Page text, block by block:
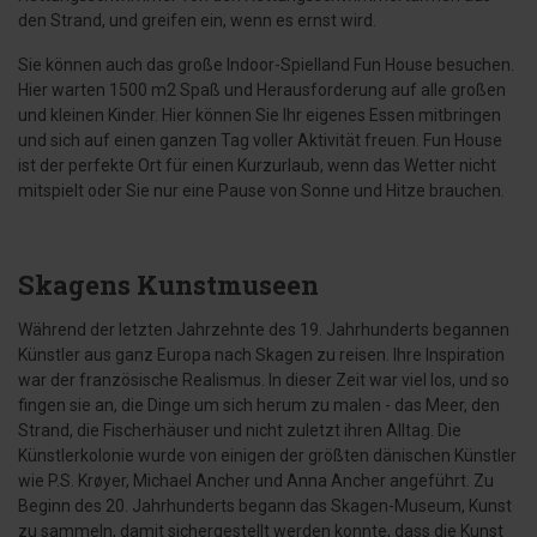
den Strand, und greifen ein, wenn es ernst wird.
Sie können auch das große Indoor-Spielland Fun House besuchen.
Hier warten 1500 m2 Spaß und Herausforderung auf alle großen
und kleinen Kinder. Hier können Sie Ihr eigenes Essen mitbringen
und sich auf einen ganzen Tag voller Aktivität freuen. Fun House
ist der perfekte Ort für einen Kurzurlaub, wenn das Wetter nicht
mitspielt oder Sie nur eine Pause von Sonne und Hitze brauchen.
Skagens Kunstmuseen
Während der letzten Jahrzehnte des 19. Jahrhunderts begannen
Künstler aus ganz Europa nach Skagen zu reisen. Ihre Inspiration
war der französische Realismus. In dieser Zeit war viel los, und so
fingen sie an, die Dinge um sich herum zu malen - das Meer, den
Strand, die Fischerhäuser und nicht zuletzt ihren Alltag. Die
Künstlerkolonie wurde von einigen der größten dänischen Künstler
wie P.S. Krøyer, Michael Ancher und Anna Ancher angeführt. Zu
Beginn des 20. Jahrhunderts begann das Skagen-Museum, Kunst
zu sammeln, damit sichergestellt werden konnte, dass die Kunst